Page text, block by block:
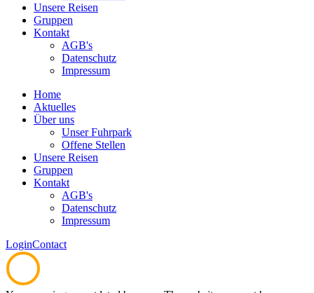
Unsere Reisen
Gruppen
Kontakt
AGB's
Datenschutz
Impressum
Home
Aktuelles
Über uns
Unser Fuhrpark
Offene Stellen
Unsere Reisen
Gruppen
Kontakt
AGB's
Datenschutz
Impressum
LoginContact